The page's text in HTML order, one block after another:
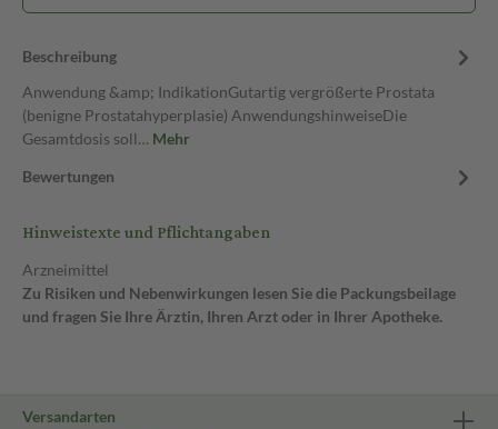
Beschreibung
Anwendung &amp; IndikationGutartig vergrößerte Prostata
(benigne Prostatahyperplasie) AnwendungshinweiseDie
Gesamtdosis soll… Mehr
Bewertungen
Hinweistexte und Pflichtangaben
Arzneimittel
Zu Risiken und Nebenwirkungen lesen Sie die Packungsbeilage
und fragen Sie Ihre Ärztin, Ihren Arzt oder in Ihrer Apotheke.
Versandarten